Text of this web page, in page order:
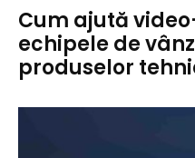
Cum ajută
echipele de
produselor